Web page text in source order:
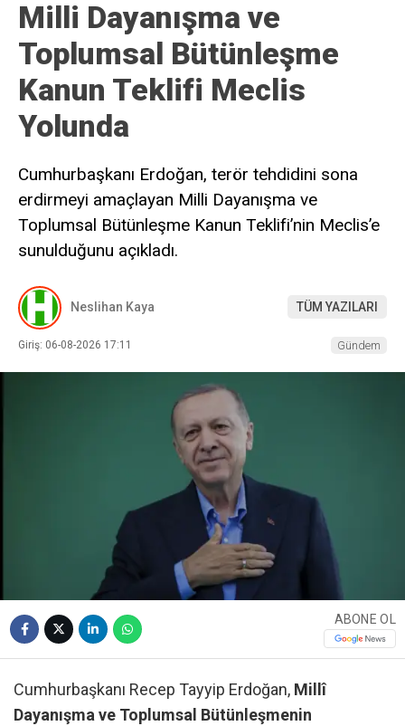
Milli Dayanışma ve
Toplumsal Bütünleşme
Kanun Teklifi Meclis
Yolunda
Cumhurbaşkanı Erdoğan, terör tehdidini sona
erdirmeyi amaçlayan Milli Dayanışma ve
Toplumsal Bütünleşme Kanun Teklifi’nin Meclis’e
sunulduğunu açıkladı.
Neslihan Kaya TÜM YAZILARI
Giriş: 06-08-2026 17:11 Gündem
ABONE OL
Cumhurbaşkanı Recep Tayyip Erdoğan, Millî
Dayanışma ve Toplumsal Bütünleşmenin